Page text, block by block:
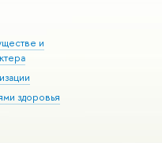
и
здоровья